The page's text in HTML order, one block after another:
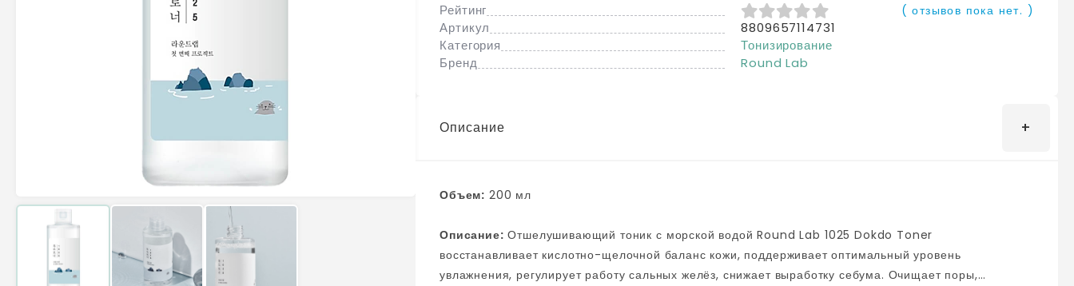
Рейтинг
0из 5
( отзывов пока нет. )
Артикул
8809657114731
Категория
Тонизирование
Бренд
Round Lab
Описание
Объем: 200 мл
Описание: Отшелушивающий тоник с морской водой Round Lab 1025 Dokdo Toner
восстанавливает кислотно-щелочной баланс кожи, поддерживает оптимальный уровень
увлажнения, регулирует работу сальных желёз, снижает выработку себума. Очищает поры,